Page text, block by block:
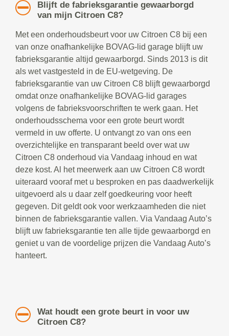
Blijft de fabrieksgarantie gewaarborgd
van mijn Citroen C8?
Met een onderhoudsbeurt voor uw Citroen C8 bij een
van onze onafhankelijke BOVAG-lid garage blijft uw
fabrieksgarantie altijd gewaarborgd. Sinds 2013 is dit
als wet vastgesteld in de EU-wetgeving. De
fabrieksgarantie van uw Citroen C8 blijft gewaarborgd
omdat onze onafhankelijke BOVAG-lid garages
volgens de fabrieksvoorschriften te werk gaan. Het
onderhoudsschema voor een grote beurt wordt
vermeld in uw offerte. U ontvangt zo van ons een
overzichtelijke en transparant beeld over wat uw
Citroen C8 onderhoud via Vandaag inhoud en wat
deze kost. Al het meerwerk aan uw Citroen C8 wordt
uiteraard vooraf met u besproken en pas daadwerkelijk
uitgevoerd als u daar zelf goedkeuring voor heeft
gegeven. Dit geldt ook voor werkzaamheden die niet
binnen de fabrieksgarantie vallen. Via Vandaag Auto’s
blijft uw fabrieksgarantie ten alle tijde gewaarborgd en
geniet u van de voordelige prijzen die Vandaag Auto’s
hanteert.
Wat houdt een grote beurt in voor uw
Citroen C8?